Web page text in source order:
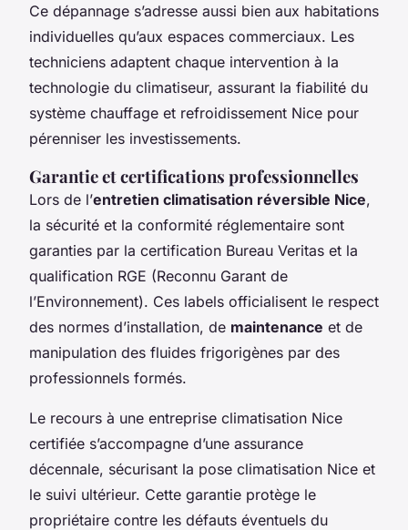
Ce dépannage s’adresse aussi bien aux habitations
individuelles qu’aux espaces commerciaux. Les
techniciens adaptent chaque intervention à la
technologie du climatiseur, assurant la fiabilité du
système chauffage et refroidissement Nice pour
pérenniser les investissements.
Garantie et certifications professionnelles
Lors de l’entretien climatisation réversible Nice,
la sécurité et la conformité réglementaire sont
garanties par la certification Bureau Veritas et la
qualification RGE (Reconnu Garant de
l’Environnement). Ces labels officialisent le respect
des normes d’installation, de maintenance et de
manipulation des fluides frigorigènes par des
professionnels formés.
Le recours à une entreprise climatisation Nice
certifiée s’accompagne d’une assurance
décennale, sécurisant la pose climatisation Nice et
le suivi ultérieur. Cette garantie protège le
propriétaire contre les défauts éventuels du